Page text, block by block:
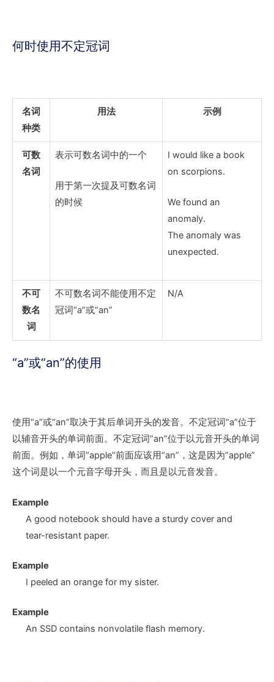
何时使用不定冠词
名词
种类
用法 示例
可数
名词
表示可数名词中的一个
用于第一次提及可数名词
的时候
I would like a book
on scorpions.
We found an
anomaly.
The anomaly was
unexpected.
不可
数名
词
不可数名词不能使用不定
冠词“a”或“an”
N/A
“a”或“an”的使用
使用“a”或“an”取决于其后单词开头的发音。不定冠词“a”位于
以辅音开头的单词前面。不定冠词“an”位于以元音开头的单词
前面。例如，单词“apple”前面应该用“an”，这是因为“apple”
这个词是以一个元音字母开头，而且是以元音发音。
Example
A good notebook should have a sturdycover and
tear-resistant paper.
Example
I peeled an orangefor my sister.
Example
An SSDcontains nonvolatile flash memory.